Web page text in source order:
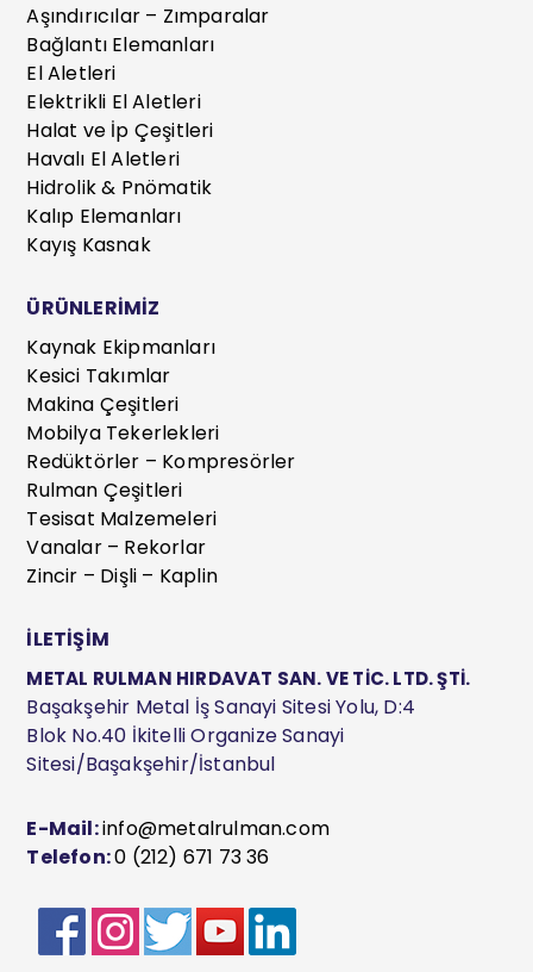
Aşındırıcılar – Zımparalar
Bağlantı Elemanları
El Aletleri
Elektrikli El Aletleri
Halat ve İp Çeşitleri
Havalı El Aletleri
Hidrolik & Pnömatik
Kalıp Elemanları
Kayış Kasnak
ÜRÜNLERİMİZ
Kaynak Ekipmanları
Kesici Takımlar
Makina Çeşitleri
Mobilya Tekerlekleri
Redüktörler – Kompresörler
Rulman Çeşitleri
Tesisat Malzemeleri
Vanalar – Rekorlar
Zincir – Dişli – Kaplin
İLETİŞİM
METAL RULMAN HIRDAVAT SAN. VE TİC. LTD. ŞTİ.
Başakşehir Metal İş Sanayi Sitesi Yolu, D:4
Blok No.40 İkitelli Organize Sanayi
Sitesi/Başakşehir/İstanbul
E-Mail:info@metalrulman.com
Telefon:0 (212) 671 73 36